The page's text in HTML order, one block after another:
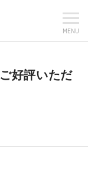
MENU
好評いただ